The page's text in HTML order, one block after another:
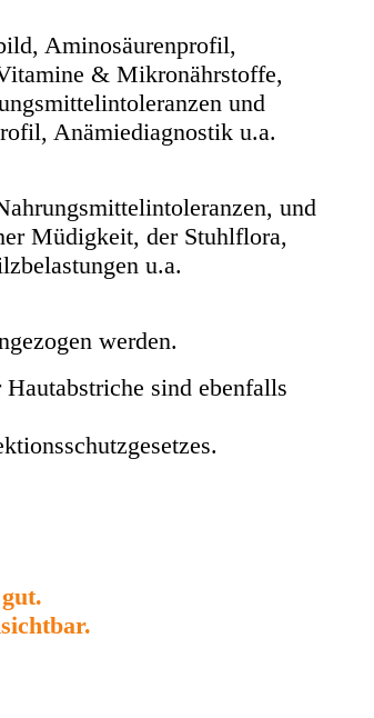
Aminosäurenprofil,
& Mikronährstoffe,
und
Anämiediagnostik u.a.
und
Müdigkeit, der Stuhlflora,
u.a.
werden.
sind ebenfalls